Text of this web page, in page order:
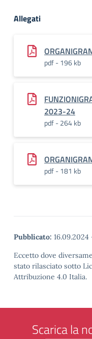
Allegati
pdf - 196 kb
2023-24
pdf - 264 kb
pdf - 181 kb
Pubblicato: 16.09.2024
Eccetto dove
stato rilasciato sotto
Attribuzione 4.0 Italia.
Scarica la